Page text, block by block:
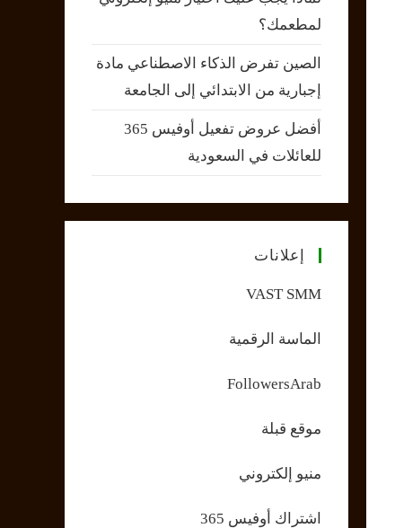
لمطعمك؟
الصين تفرض الذكاء الاصطناعي مادة
إجبارية من الابتدائي إلى الجامعة
أفضل عروض تفعيل أوفيس 365
للعائلات في السعودية
إعلانات
VAST SMM
الماسة الرقمية
FollowersArab
موقع قبلة
منيو إلكتروني
اشتراك أوفيس 365